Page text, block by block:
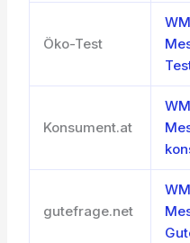
Öko-Test
Konsument.at
gutefrage.net